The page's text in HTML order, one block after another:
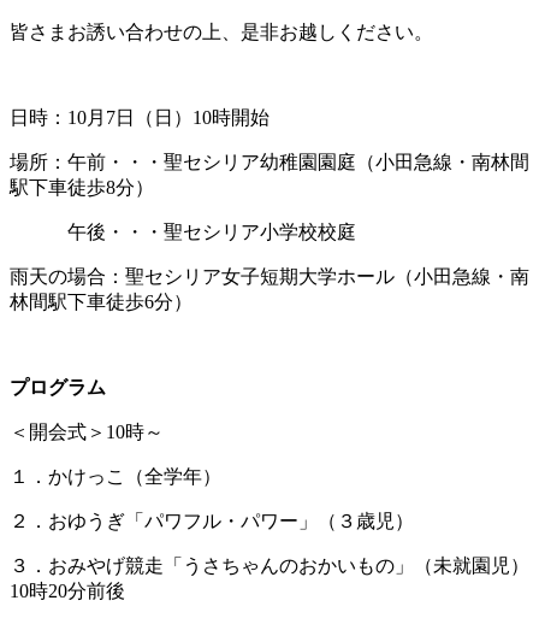
皆さまお誘い合わせの上、是非お越しください。
日時：10月7日（日）10時開始
場所：午前・・・聖セシリア幼稚園園庭（小田急線・南林間
駅下車徒歩8分）
午後・・・聖セシリア小学校校庭
雨天の場合：聖セシリア女子短期大学ホール（小田急線・南
林間駅下車徒歩6分）
プログラム
＜開会式＞10時～
１．かけっこ（全学年）
２．おゆうぎ「パワフル・パワー」（３歳児）
３．おみやげ競走「うさ ちゃんのおかいもの」（未就園児）
10時20分前後